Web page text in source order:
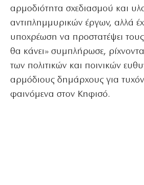
αρμοδιότητα σχεδιασμού και
αντιπλημμυρικών έργων, αλλά
υποχρέωση να προστατέψει τους
θα κάνει» συμπλήρωσε,
των πολιτικών και ποινικών
αρμόδιους δημάρχους για
φαινόμενα στον Κηφισό.